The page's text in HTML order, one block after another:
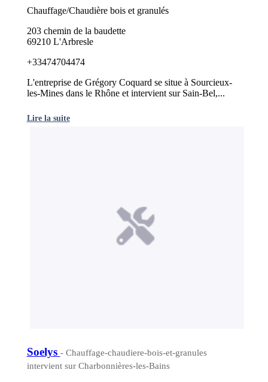
Chauffage/Chaudière bois et granulés
203 chemin de la baudette
69210 L'Arbresle
+33474704474
L'entreprise de Grégory Coquard se situe à Sourcieux-
les-Mines dans le Rhône et intervient sur Sain-Bel,...
Lire la suite
Soelys - Chauffage-chaudiere-bois-et-granules
intervient sur Charbonnières-les-Bains